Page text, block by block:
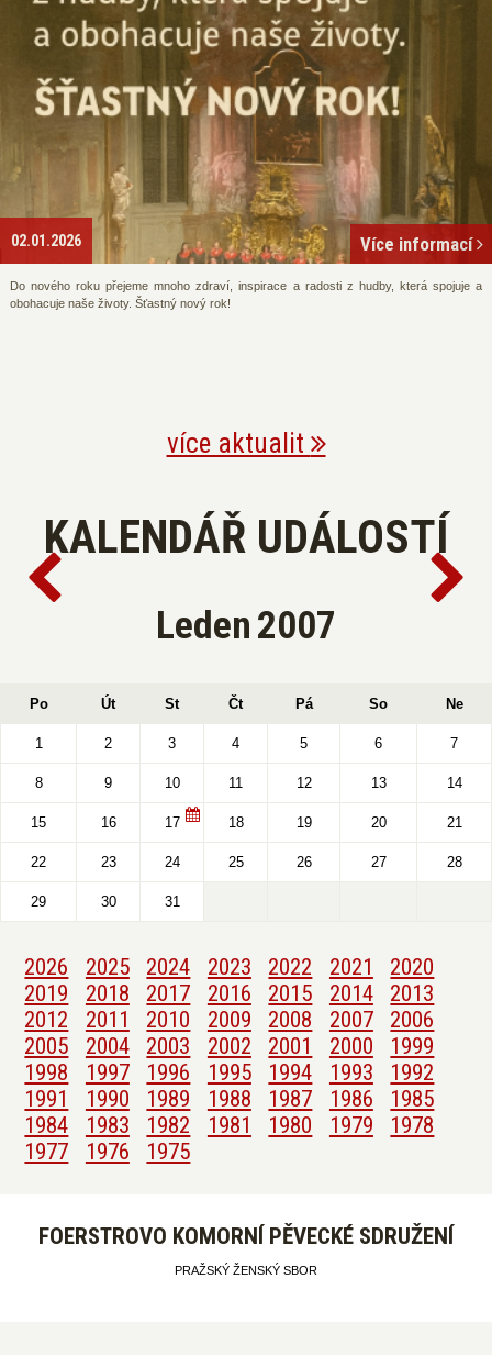
02.01.2026 Více informací
Do nového roku přejeme mnoho zdraví, inspirace a radosti z hudby, která spojuje a
obohacuje naše životy. Šťastný nový rok!
více aktualit
KALENDÁŘ UDÁLOSTÍ
Leden2007
Po Út St Čt Pá So Ne
1 2 3 4 5 6 7
8 9 10 11 12 13 14
15 16 17 18 19 20 21
22 23 24 25 26 27 28
29 30 31
2026 2025 2024 2023 2022 2021
2020
2019
2018 2017 2016 2015 2014
2013
2012
2011 2010 2009 2008 2007
2006
2005
2004 2003 2002 2001 2000
1999
1998
1997 1996 1995 1994 1993
1992
1991
1990 1989 1988 1987 1986
1985
1984
1983 1982 1981 1980 1979
1978
1977
1976 1975
FOERSTROVO KOMORNÍ PĚVECKÉ SDRUŽENÍ
PRAŽSKÝ ŽENSKÝ SBOR